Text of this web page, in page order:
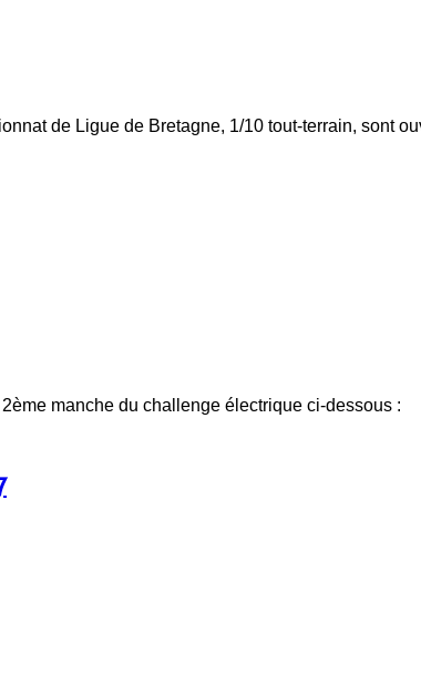
de Ligue de Bretagne, 1/10 tout-terrain, sont
manche du challenge électrique ci-dessous :